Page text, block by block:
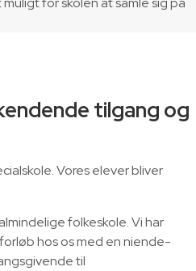
tilgang og
Vores elever bliver
folkeskole. Vi har
hos os med en niende-
til